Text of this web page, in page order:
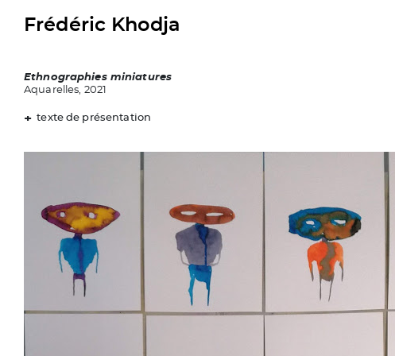
Frédéric Khodja
Ethnographies miniatures
Aquarelles, 2021
texte de présentation